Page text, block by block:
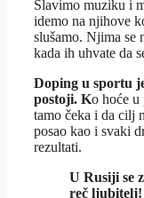
Slavimo muziku i
idemo na njihove
slušamo. Njima se
kada ih uhvate da
Doping u sportu
postoji. Ko hoće u
tamo čeka i da cilj
posao kao i svaki
rezultati.
U Rusiji se
reč ljubitelj!